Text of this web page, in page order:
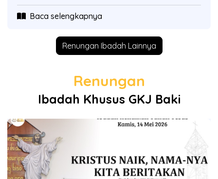
Baca selengkapnya
Renungan Ibadah Lainnya
Renungan
Ibadah Khusus GKJ Baki